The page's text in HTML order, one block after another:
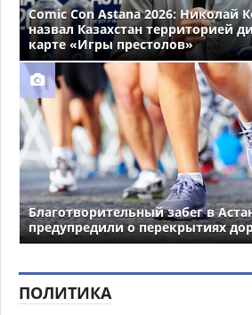
Comic Con Astana 2026: Николай
назвал Казахстан территорией
карте «Игры престолов»
Благотворительный забег в
предупредили о перекрытиях
ПОЛИТИКА